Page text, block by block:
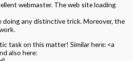
webmaster. The web site loading
doing any distinctive trick. Moreover, the
task on this matter! Similar here: <a
also here: